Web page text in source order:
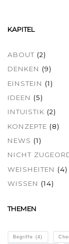
KAPITEL
ABOUT (2)
DENKEN (9)
EINSTEIN (1)
IDEEN (5)
INTUISTIK (2)
KONZEPTE (8)
NEWS (1)
NICHT
WEISHEITEN (4)
WISSEN (14)
THEMEN
Begriffe (4)